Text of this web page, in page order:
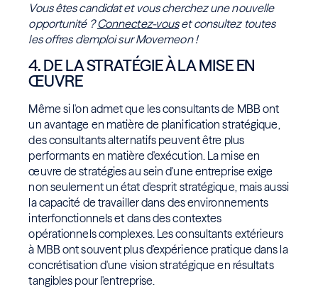
Vous êtes candidat et vous cherchez une nouvelle
opportunité ?Connectez-vouset consultez toutes
les offres d'emploi sur Movemeon !
4. DE LA STRATÉGIE À LA MISE EN
ŒUVRE
Même si l'on admet que les consultants de MBB ont
un avantage en matière de planification stratégique,
des consultants alternatifs peuvent être plus
performants en matière d'exécution. La mise en
œuvre de stratégies au sein d'une entreprise exige
non seulement un état d'esprit stratégique, mais aussi
la capacité de travailler dans des environnements
interfonctionnels et dans des contextes
opérationnels complexes. Les consultants extérieurs
à MBB ont souvent plus d'expérience pratique dans la
concrétisation d'une vision stratégique en résultats
tangibles pour l'entreprise.